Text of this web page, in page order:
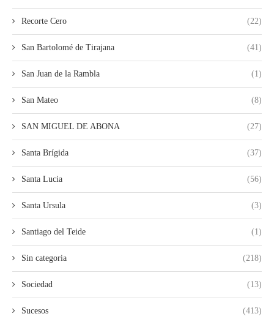
Recorte Cero (22)
San Bartolomé de Tirajana (41)
San Juan de la Rambla (1)
San Mateo (8)
SAN MIGUEL DE ABONA (27)
Santa Brígida (37)
Santa Lucia (56)
Santa Ursula (3)
Santiago del Teide (1)
Sin categoria (218)
Sociedad (13)
Sucesos (413)